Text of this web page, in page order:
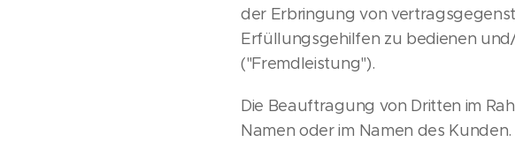
der Erbringung von
Erfüllungsgehilfen zu bedienen
("Fremdleistung").
Die Beauftragung von Dritten im
Namen oder im Namen des